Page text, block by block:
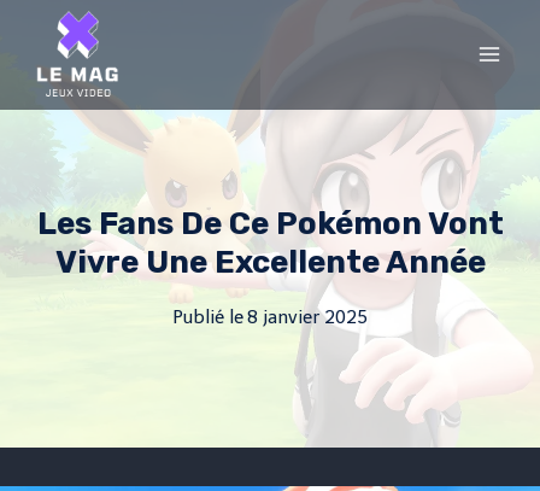
content
Les Fans De Ce Pokémon Vont
Vivre Une Excellente Année
Publié le8 janvier 2025